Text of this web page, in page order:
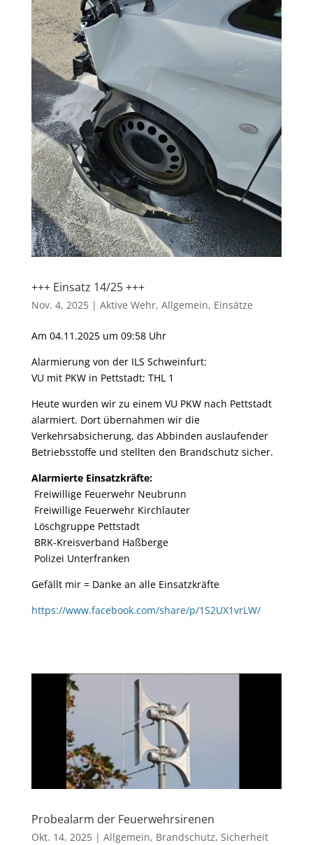
+++ Einsatz 14/25 +++
Nov. 4, 2025| Aktive Wehr, Allgemein, Einsätze
Am 04.11.2025 um 09:58 Uhr
Alarmierung von der ILS Schweinfurt:
VU mit PKW in Pettstadt; THL 1
Heute wurden wir zu einem VU PKW nach Pettstadt
alarmiert. Dort übernahmen wir die
Verkehrsabsicherung, das Abbinden auslaufender
Betriebsstoffe und stellten den Brandschutz sicher.
Alarmierte Einsatzkräfte:
Freiwillige Feuerwehr Neubrunn
Freiwillige Feuerwehr Kirchlauter
Löschgruppe Pettstadt
BRK-Kreisverband Haßberge
Polizei Unterfranken
Gefällt mir = Danke an alle Einsatzkräfte
https://www.facebook.com/share/p/1S2UX1vrLW/
Probealarm der Feuerwehrsirenen
Okt. 14, 2025| Allgemein, Brandschutz, Sicherheit